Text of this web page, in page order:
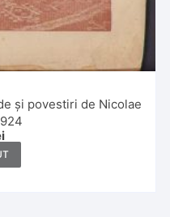
și povestiri de Nicolae